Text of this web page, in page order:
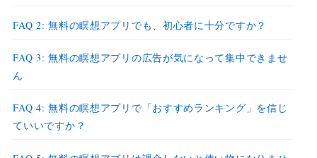
FAQ 2: 無料の瞑想アプリでも、初心者に十分ですか？
FAQ 3: 無料の瞑想アプリの広告が気になって集中できませ
ん
FAQ 4: 無料の瞑想アプリで「おすすめランキング」を信じ
ていいですか？